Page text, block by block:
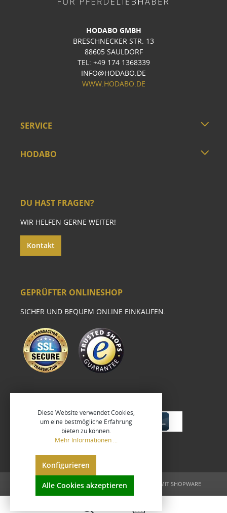
HODABO GMBH
BRESCHNECKER STR. 13
88605 SAULDORF
TEL: +49 174 1368339
INFO@HODABO.DE
WWW.HODABO.DE
SERVICE
HODABO
DU HAST FRAGEN?
WIR HELFEN GERNE WEITER!
Kontakt
GEPRÜFTER ONLINESHOP
SICHER UND BEQUEM ONLINE EINKAUFEN.
UMGESETZT VONXEROGRAFIX GMBH REALISIERT MIT SHOPWARE
Diese Website verwendet Cookies,
um eine bestmögliche Erfahrung
bieten zu können.
Mehr Informationen ...
Konfigurieren
Alle Cookies akzeptieren